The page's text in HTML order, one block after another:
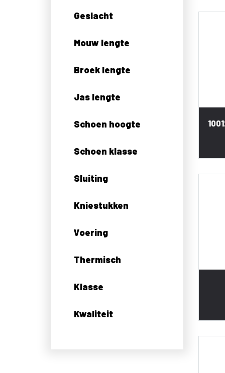
Geslacht
Mouw lengte
Broek lengte
Jas lengte
Schoen hoogte
Schoen klasse
Sluiting
Kniestukken
Voering
Thermisch
Klasse
Kwaliteit